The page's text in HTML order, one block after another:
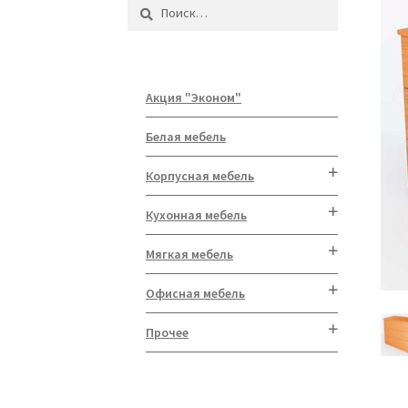
Найти:
Акция "Эконом"
Белая мебель
Корпусная мебель
Кухонная мебель
Мягкая мебель
Офисная мебель
Прочее